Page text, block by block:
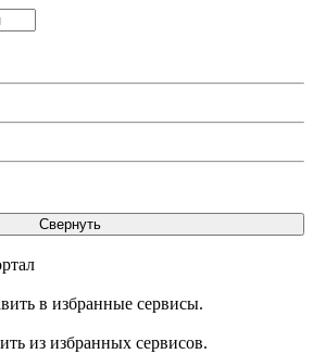
в избранные сервисы.
из избранных сервисов.